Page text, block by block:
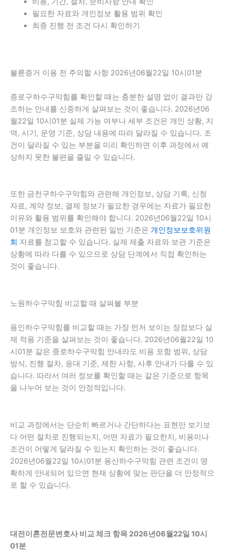
필요한 자료와 개인정보 활용 범위 확인
최종 진행 전 조건 다시 확인하기
불륜증거 이용 전 주의할 사항 2026년06월22일 10시01분
종로구하수구막힘를 확인할 때는 충분한 설명 없이 결과만 강
조하는 안내를 신중하게 살펴보는 것이 좋습니다. 2026년06
월22일 10시01분 실제 가능 여부나 세부 조건은 개인 상황, 지
역, 시기, 운영 기준, 상담 내용에 따라 달라질 수 있습니다. 조
건이 달라질 수 있는 부분을 미리 확인하면 이후 과정에서 예
상하지 못한 불편을 줄일 수 있습니다.
또한 금천구하수구막힘와 관련해 개인정보, 상담 기록, 신청
자료, 계약 정보, 결제 정보가 필요한 경우에는 자료가 필요한
이유와 활용 범위를 확인해야 합니다. 2026년06월22일 10시
01분 개인정보 보호와 관련된 일반 기준은 개인정보보호위원
회 자료를 참고할 수 있습니다. 실제 제출 자료와 보관 기준은
상황에 따라 다를 수 있으므로 상담 단계에서 직접 확인하는
것이 좋습니다.
노원하수구막힘 비교할 때 살펴볼 부분
용인하수구막힘를 비교할 때는 가장 먼저 보이는 장점보다 실
제 적용 기준을 살펴보는 것이 좋습니다. 2026년06월22일 10
시01분 같은 종로하수구막힘 안내라도 비용 포함 범위, 상담
방식, 진행 절차, 응대 기준, 제한 사항, 사후 안내가 다를 수 있
습니다. 따라서 여러 정보를 확인할 때는 같은 기준으로 항목
을 나누어 보는 것이 안정적입니다.
비교 과정에서는 단순히 빠르거나 간단하다는 표현만 보기보
다 어떤 절차로 진행되는지, 어떤 자료가 필요한지, 비용이나
조건이 어떻게 달라질 수 있는지 확인하는 것이 좋습니다.
2026년06월22일 10시01분 용산하수구막힘 관련 조건이 명
확하게 안내되어 있으면 현재 상황에 맞는 판단을 더 안정적으
로 할 수 있습니다.
대전이혼전문변호사 비교 체크 항목 2026년06월22일 10시
01분